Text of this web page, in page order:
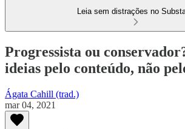
Leia sem distrações no
Progressista ou
ideias pelo conteúdo, não
Ágata Cahill (trad.)
mar 04, 2021